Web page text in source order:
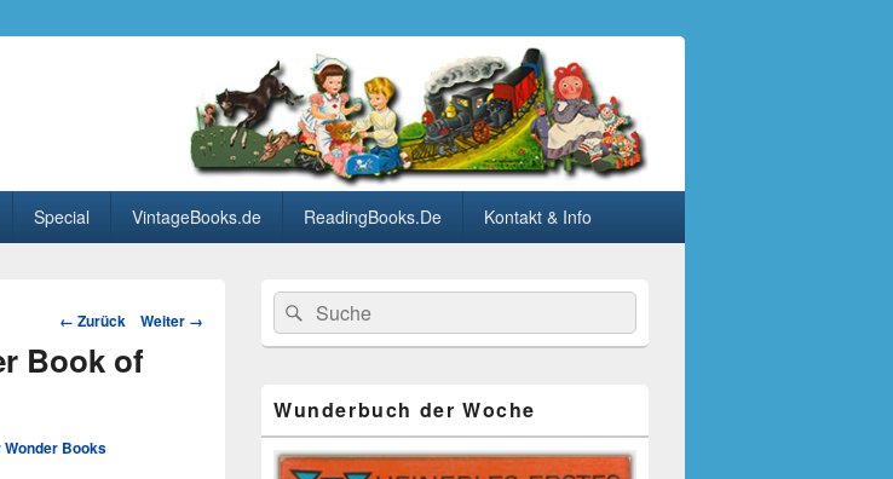
Special VintageBooks.de ReadingBooks.De Kontakt & Info
Bild-
← Zurück Weiter →
Book of
Wonder Books
Primärer
Seitenleisten
Widget-
Bereich
Search
for:
Suche
Wunderbuch der Woche